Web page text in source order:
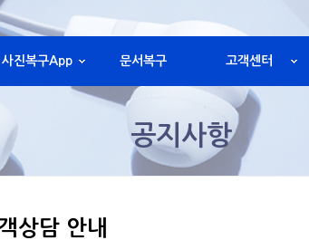
사진복구App 문서복구 고객센터
공지사항
상담 안내